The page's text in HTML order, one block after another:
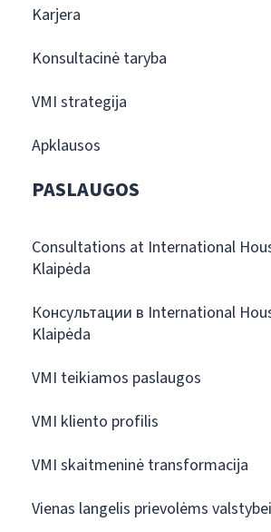
Karjera
Konsultacinė taryba
VMI strategija
Apklausos
PASLAUGOS
Consultations at International
Klaipėda
Консультации в International
Klaipėda
VMI teikiamos paslaugos
VMI kliento profilis
VMI skaitmeninė transformacija
Vienas langelis prievolėms